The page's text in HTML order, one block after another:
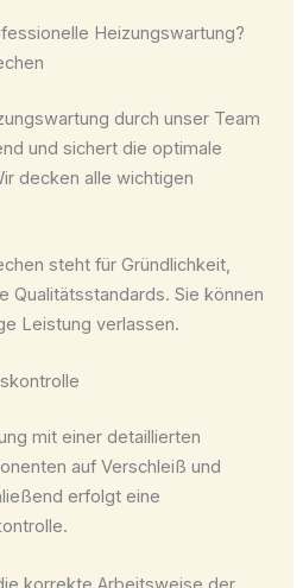
Heizungswartung?
durch unser Team
und sichert die optimale
decken alle wichtigen
steht für Gründlichkeit,
Qualitätsstandards. Sie können
Leistung verlassen.
mit einer detaillierten
auf Verschleiß und
erfolgt eine